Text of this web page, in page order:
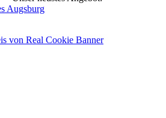
Augsburg
von Real Cookie Banner